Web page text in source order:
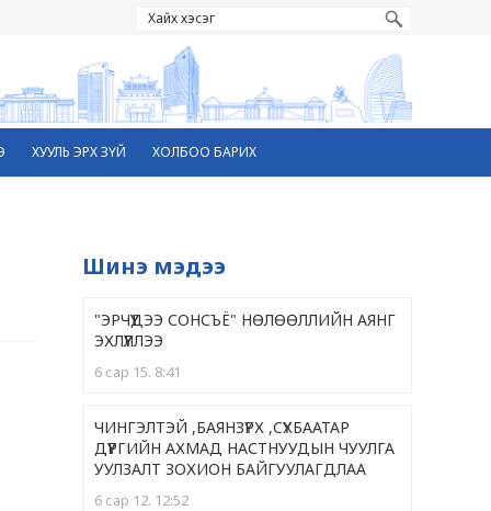
ХУУЛЬ ЭРХ ЗҮЙ ХОЛБОО БАРИХ
Шинэ мэдээ
"ЭРЧҮҮДЭЭ СОНСЪЁ" НӨЛӨӨЛЛИЙН АЯНГ
ЭХЛҮҮЛЛЭЭ
6 сар 15. 8:41
ЧИНГЭЛТЭЙ ,БАЯНЗҮРХ ,CҮХБААТАР
ДҮҮРГИЙН АХМАД НАСТНУУДЫН ЧУУЛГА
УУЛЗАЛТ ЗОХИОН БАЙГУУЛАГДЛАА
6 сар 12. 12:52